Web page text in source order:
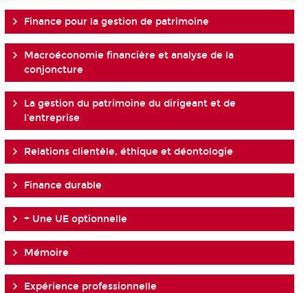
Finance pour la gestion de patrimoine
Macroéconomie financière et analyse de la
conjoncture
La gestion du patrimoine du dirigeant et de
l'entreprise
Relations clientèle, éthique et déontologie
Finance durable
+ Une UE optionnelle
Mémoire
Expérience professionnelle